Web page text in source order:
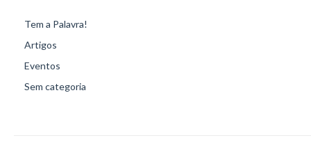
Tem a Palavra!
Artigos
Eventos
Sem categoria